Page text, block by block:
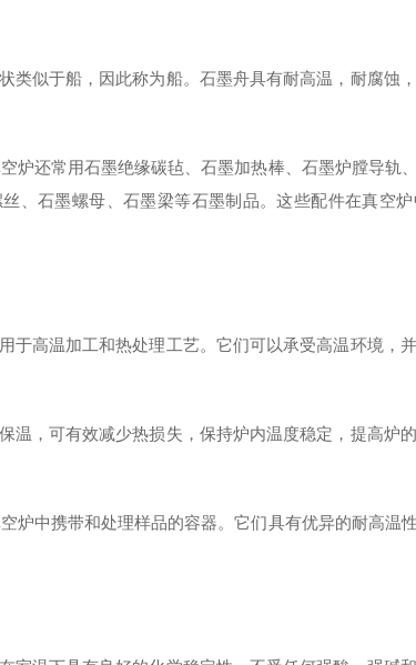
类似于船，因此称为船。石墨舟具有耐高温，耐腐蚀
炉还常用石墨绝缘碳毡、石墨加热棒、石墨炉膛导轨
、石墨螺母、石墨梁等石墨制品。这些配件在真空
于高温加工和热处理工艺。它们可以承受高温环境，
温，可有效减少热损失，保持炉内温度稳定，提高炉
炉中携带和处理样品的容器。它们具有优异的耐高温